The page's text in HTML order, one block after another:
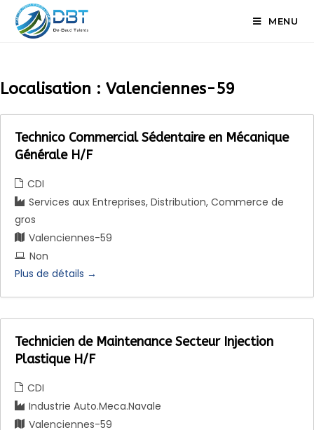
MENU
Localisation : Valenciennes-59
Technico Commercial Sédentaire en Mécanique
Générale H/F
CDI
Services aux Entreprises Distribution Commerce de
gros
Valenciennes-59
Non
Plus de détails
Technicien de Maintenance Secteur Injection
Plastique H/F
CDI
Industrie Auto.Meca.Navale
Valenciennes-59